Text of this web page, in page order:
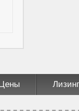
Лизинг